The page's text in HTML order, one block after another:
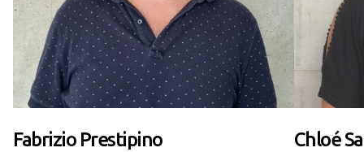
Fabrizio Prestipino Chloé